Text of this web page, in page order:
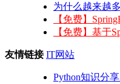
为什么越来越
【免费】
【免费】基于
友情链接 IT网站
Python知识分享